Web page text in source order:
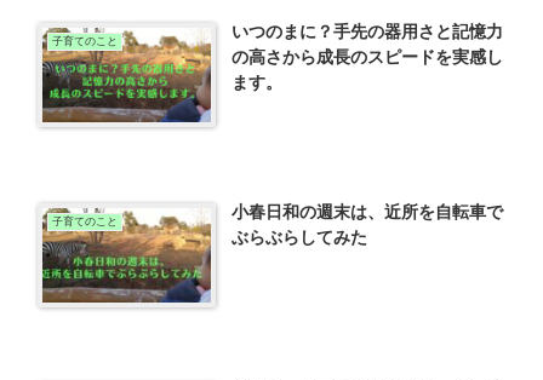
子育てのこと
いつのまに？手先の器用さと記憶力
の高さから成長のスピードを実感し
ます。
子育てのこと
小春日和の週末は、近所を自転車で
ぶらぶらしてみた